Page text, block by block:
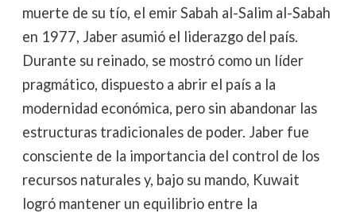
muerte de su tío, el emir Sabah al-Salim al-Sabah
en 1977, Jaber asumió el liderazgo del país.
Durante su reinado, se mostró como un líder
pragmático, dispuesto a abrir el país a la
modernidad económica, pero sin abandonar las
estructuras tradicionales de poder. Jaber fue
consciente de la importancia del control de los
recursos naturales y, bajo su mando, Kuwait
logró mantener un equilibrio entre la